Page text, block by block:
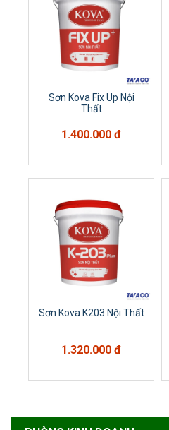
Sơn Kova Fix Up Nội
Thất
1.400.000 đ
Sơn Kova K203 Nội Thất
1.320.000 đ